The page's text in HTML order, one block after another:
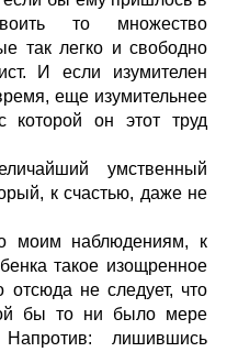
то множество
так легко и свободно
И если изумителен
еще изумительнее
которой он этот труд
умственный
к счастью, даже не
моим наблюдениям, к
такое изощренное
отсюда не следует, что
бы то ни было мере
лишившись